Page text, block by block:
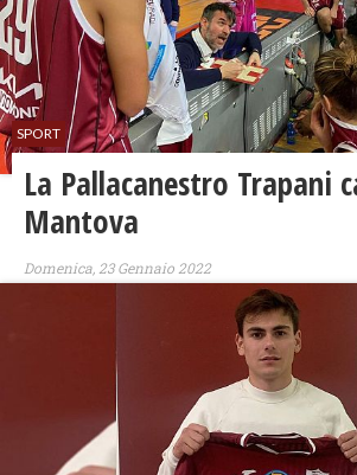
SPORT
La Pallacanestro Trapani
Mantova
Domenica, 23 Gennaio 2022